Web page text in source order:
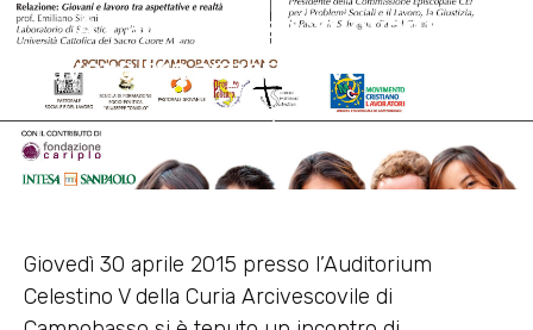
A Campobasso “giovani e
lavoro tra aspettative e realtà”
4 Maggio 2015
Giovedì 30 aprile 2015 presso l’Auditorium
Celestino V della Curia Arcivescovile di